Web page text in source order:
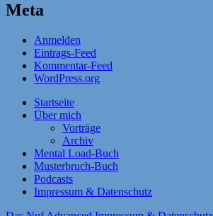
Meta
Anmelden
Eintrags-Feed
Kommentar-Feed
WordPress.org
Startseite
Über mich
Vorträge
Archiv
Mental Load-Buch
Musterbruch-Buch
Podcasts
Impressum & Datenschutz